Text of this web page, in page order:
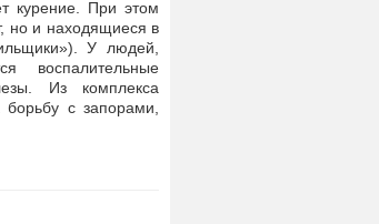
курение. При этом
но и находящиеся в
У людей,
воспалительные
Из комплекса
с запорами,